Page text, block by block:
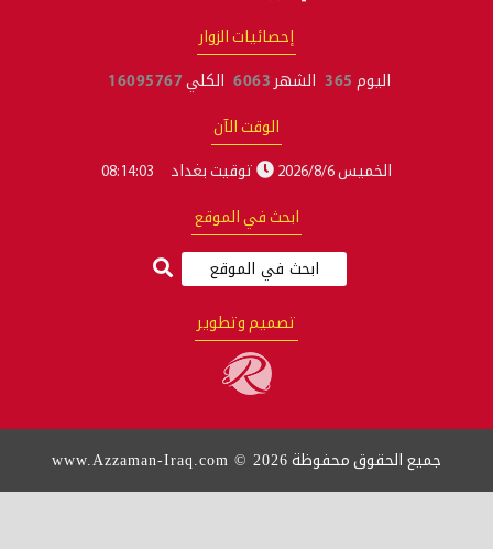
إحصائيات الزوار
365 الشهر6063 الكلي16095767
الوقت الآن
توقيت بغداد 08:14:04
ابحث في الموقع
تصميم وتطوير
الحقوق محفوظة www.Azzaman-Iraq.com © 2026